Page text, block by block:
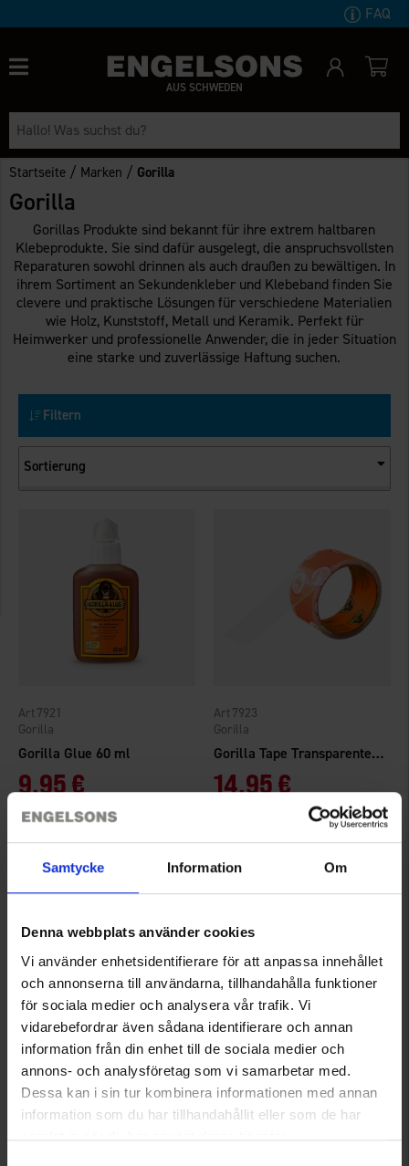
Samtycke Information Om
Denna webbplats använder cookies
Vi använder enhetsidentifierare för att anpassa innehållet
och annonserna till användarna, tillhandahålla funktioner
för sociala medier och analysera vår trafik. Vi
vidarebefordrar även sådana identifierare och annan
information från din enhet till de sociala medier och
annons- och analysföretag som vi samarbetar med.
Dessa kan i sin tur kombinera informationen med annan
information som du har tillhandahållit eller som de har
samlat in när du har använt deras tjänster.
FAQ
AUS SCHWEDEN
Startseite / Marken / Gorilla
Gorilla
Gorillas Produkte sind bekannt für ihre extrem haltbaren
Klebeprodukte. Sie sind dafür ausgelegt, die anspruchsvollsten
Reparaturen sowohl drinnen als auch draußen zu bewältigen. In
ihrem Sortiment an Sekundenkleber und Klebeband finden Sie
clevere und praktische Lösungen für verschiedene Materialien
wie Holz, Kunststoff, Metall und Keramik. Perfekt für
Heimwerker und professionelle Anwender, die in jeder Situation
eine starke und zuverlässige Haftung suchen.
Filtern
Sortierung
Gorilla Glue 60 ml
Gorilla
7921
9,95 €
Gorilla Tape Transparente Reparaturklebeband 8,2m x 48mm
Gorilla
7923
14,95 €
Gorilla Tape Praktische Rolle 9,14m x 25mm
Gorilla
7924
6,95 €